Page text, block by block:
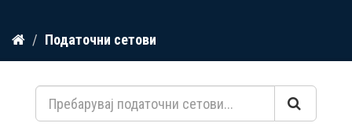
Прескокнете
содржина
Податочни сетови